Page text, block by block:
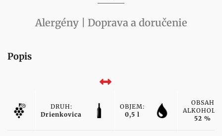
Alergény | Doprava a doručenie
Popis
DRUH:
Drienkovica
OBJEM:
0,5 l
OBSAH
ALKOHOLU:
52 %